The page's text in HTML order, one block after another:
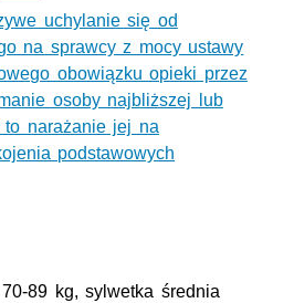
uchylanie się od
na sprawcy z mocy ustawy
obowiązku opieki przez
osoby najbliższej lub
narażanie jej na
podstawowych
89 kg, sylwetka średnia